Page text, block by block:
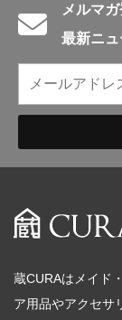
メルマ
最新ニ
蔵CURAはメイド
ア用品やアクセサ